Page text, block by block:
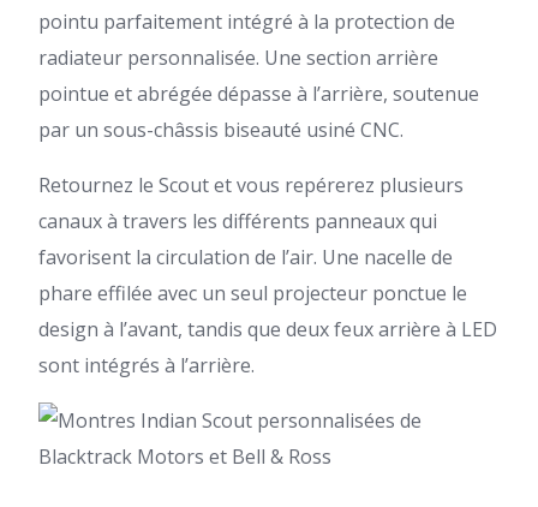
pointu parfaitement intégré à la protection de
radiateur personnalisée. Une section arrière
pointue et abrégée dépasse à l’arrière, soutenue
par un sous-châssis biseauté usiné CNC.
Retournez le Scout et vous repérerez plusieurs
canaux à travers les différents panneaux qui
favorisent la circulation de l’air. Une nacelle de
phare effilée avec un seul projecteur ponctue le
design à l’avant, tandis que deux feux arrière à LED
sont intégrés à l’arrière.